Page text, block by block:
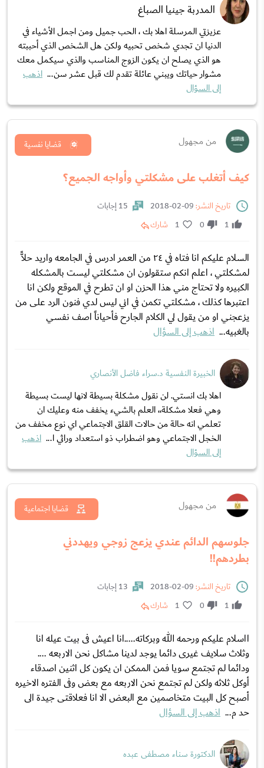
المدربة جينيا الصباغ
عزيزتي المرسلة اهلا بك ، الحب جميل ومن اجمل الأشياء في
الدنيا ان تجدي شخص تحبيه ولكن هل الشخص الذي أحببته
هو الذي يصلح ان يكون الزوج المناسب والذي سيكمل معك
مشوار حياتك ويبني عائلة تقدم لك قبل عشر سن... اذهب
إلى السؤال
من مجهول
كيف أتغلب على مشكلتي وأواجه الجميع؟
قضايا نفسية
تاريخ النشر:
15 إجابات
1
0
1 شارك
السلام عليكم انا فتاه في ٢٤ من العمر ادرس في الجامعه واريد حلاًّ
لمشكلتي ، اعلم انكم ستقولون ان مشكلتي ليست بالمشكله
الكبيره ولا تحتاج مني هذا الحزن او ان تطرح في الموقع ولكن انا
اعتبرها كذلك ، مشكلتي تكمن في اني ليس لدي فنون الرد على من
يزعجني او من يقول لي الكلام الجارح فأحياناً اصف نفسي
بالغبيه... اذهب إلى السؤال
الخبيرة النفسية د.سراء فاضل الأنصاري
اهلا بك انستي. لن نقول مشكلة بسيطة لانها ليست بسيطة
وهي فعلا مشكلة،، العلم بالشيء يخفف منه وعليك ان
تعلمي انه حالة من حالات القلق الاجتماعي اي نوع مخفف من
الخجل الاجتماعي وهو اضطراب ذو استعداد وراثي ا... اذهب
إلى السؤال
من مجهول
جلوسهم الدائم عندي يزعج زوجي ويهددني
بطردهم!!
قضايا اجتماعية
تاريخ النشر:
13 إجابات
1
0
1 شارك
ااسلام عليكم ورحمه الله وبركاته.....انا اعيش فى بيت عيله انا
وثلاث سلايف غيرى دائما يوجد لدينا مشاكل نحن الاربعه ....
ودائما لم تجتمع سويا فمن الممكن ان يكون كل اثنين اصدقاء
أوكل ثلاثه ولكن لم تجتمع نحن الاربعه مع بعض وفى الفتره الاخيره
أصبح كل البيت متخاصمين مع البعض الا انا فعلاقتى جيدة الى
حد م... اذهب إلى السؤال
الدكتورة سناء مصطفى عبده